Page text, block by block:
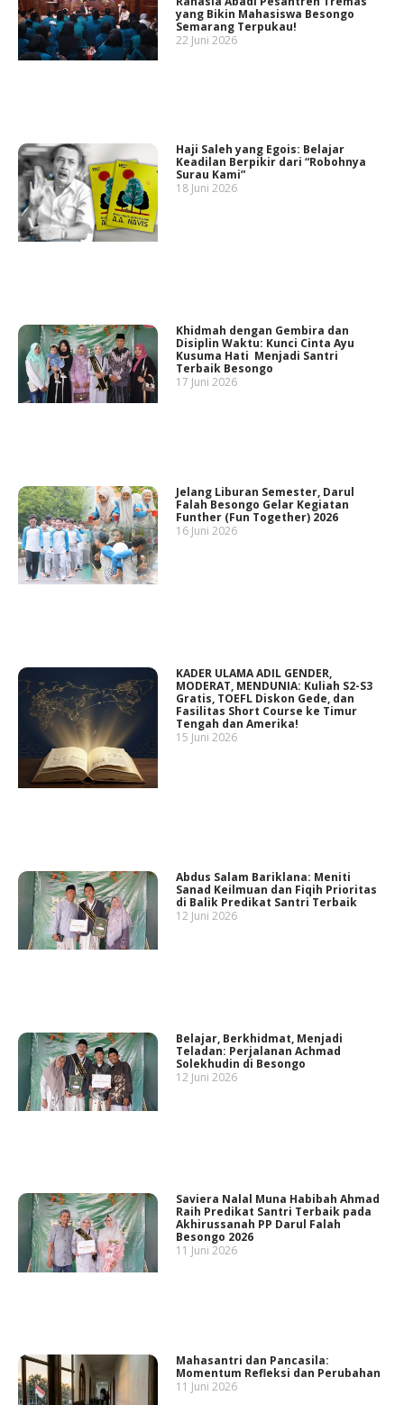
yang Bikin Mahasiswa Besongo
Semarang Terpukau!
22 Juni 2026
Haji Saleh yang Egois: Belajar
Keadilan Berpikir dari “Robohnya
Surau Kami”
18 Juni 2026
Khidmah dengan Gembira dan
Disiplin Waktu: Kunci Cinta Ayu
Kusuma Hati Menjadi Santri
Terbaik Besongo
17 Juni 2026
Jelang Liburan Semester, Darul
Falah Besongo Gelar Kegiatan
Funther (Fun Together) 2026
16 Juni 2026
KADER ULAMA ADIL GENDER,
MODERAT, MENDUNIA: Kuliah S2-S3
Gratis, TOEFL Diskon Gede, dan
Fasilitas Short Course ke Timur
Tengah dan Amerika!
15 Juni 2026
Abdus Salam Bariklana: Meniti
Sanad Keilmuan dan Fiqih Prioritas
di Balik Predikat Santri Terbaik
12 Juni 2026
Belajar, Berkhidmat, Menjadi
Teladan: Perjalanan Achmad
Solekhudin di Besongo
12 Juni 2026
Saviera Nalal Muna Habibah Ahmad
Raih Predikat Santri Terbaik pada
Akhirussanah PP Darul Falah
Besongo 2026
11 Juni 2026
Mahasantri dan Pancasila:
Momentum Refleksi dan Perubahan
11 Juni 2026